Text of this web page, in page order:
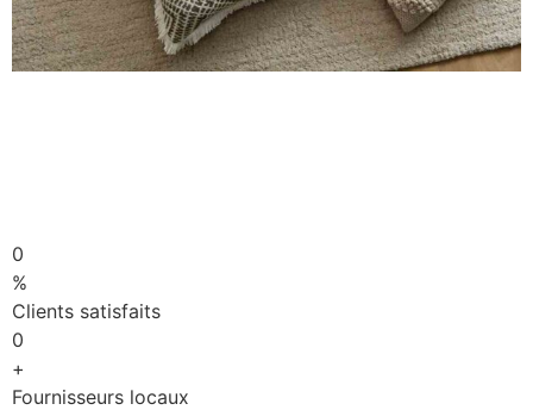
0
%
Clients satisfaits
0
+
Fournisseurs locaux